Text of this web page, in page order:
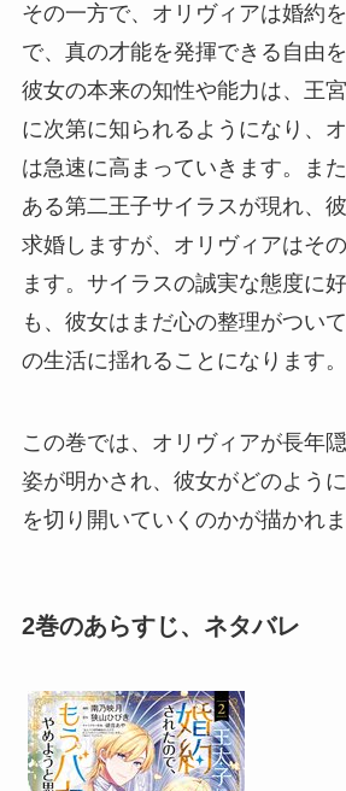
その一方で、オリヴィアは婚約
で、真の才能を発揮できる自由
彼女の本来の知性や能力は、王
に次第に知られるようになり、
は急速に高まっていきます。ま
ある第二王子サイラスが現れ、
求婚しますが、オリヴィアはそ
ます。サイラスの誠実な態度に
も、彼女はまだ心の整理がつい
の生活に揺れることになります。
この巻では、オリヴィアが長年
姿が明かされ、彼女がどのよう
を切り開いていくのかが描かれま
2巻のあらすじ、ネタバレ